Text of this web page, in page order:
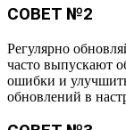
СОВЕТ №2
Регулярно
часто выпускают
ошибки и
обновлений в